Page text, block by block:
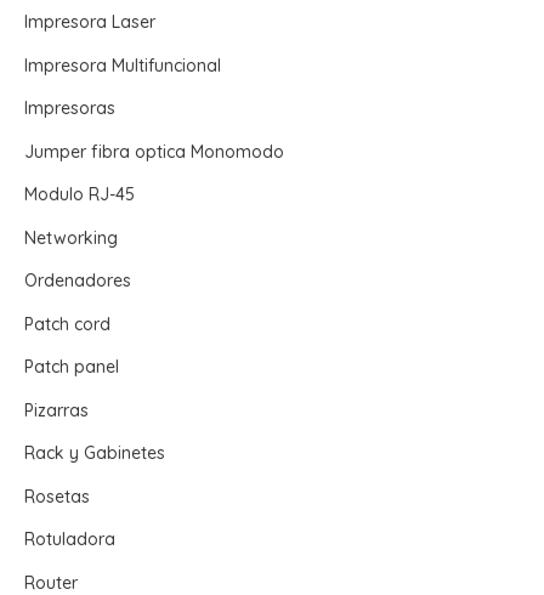
Impresora Laser
Impresora Multifuncional
Impresoras
Jumper fibra optica Monomodo
Modulo RJ-45
Networking
Ordenadores
Patch cord
Patch panel
Pizarras
Rack y Gabinetes
Rosetas
Rotuladora
Router